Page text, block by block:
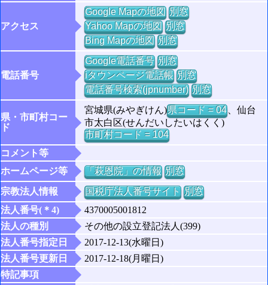
アクセス
Google Mapの地図 別窓
Yahoo Mapの地図 別窓
Bing Mapの地図 別窓
電話番号
Google電話番号 別窓
iタウンページ電話帳 別窓
電話番号検索(jpnumber) 別窓
県・市町村コー
ド
宮城県(みやぎけん)県コード = 04、仙台
市太白区(せんだいしたいはくく)
市町村コード = 104
コメント等
ホームページ等
「萩恩院」の情報 別窓
宗教法人情報
国税庁法人番号サイト 別窓
法人番号(＊4)
4370005001812
法人の種別
その他の設立登記法人(399)
法人番号指定日
2017-12-13(水曜日)
法人番号更新日
2017-12-18(月曜日)
特記事項